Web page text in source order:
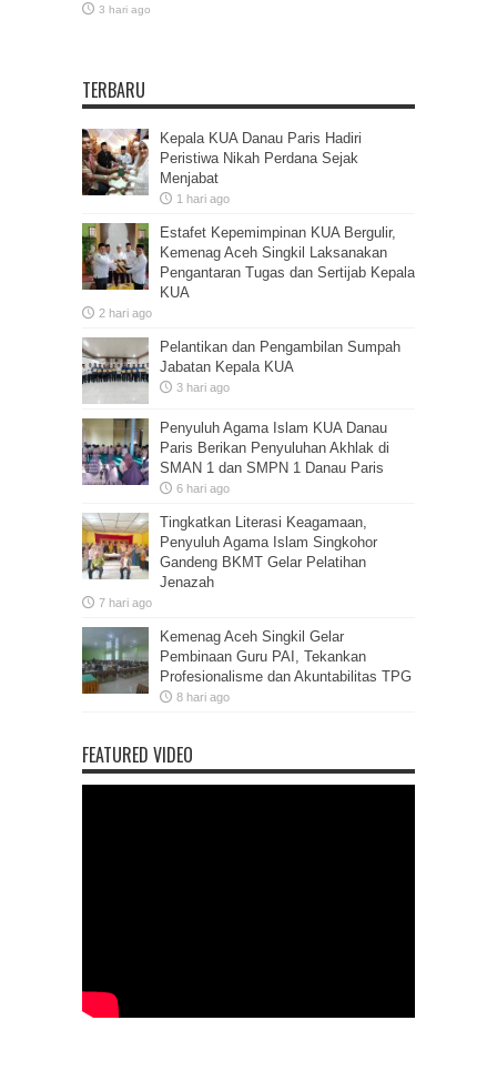
3 hari ago
TERBARU
Kepala KUA Danau Paris Hadiri
Peristiwa Nikah Perdana Sejak
Menjabat
1 hari ago
Estafet Kepemimpinan KUA Bergulir,
Kemenag Aceh Singkil Laksanakan
Pengantaran Tugas dan Sertijab Kepala
KUA
2 hari ago
Pelantikan dan Pengambilan Sumpah
Jabatan Kepala KUA
3 hari ago
Penyuluh Agama Islam KUA Danau
Paris Berikan Penyuluhan Akhlak di
SMAN 1 dan SMPN 1 Danau Paris
6 hari ago
Tingkatkan Literasi Keagamaan,
Penyuluh Agama Islam Singkohor
Gandeng BKMT Gelar Pelatihan
Jenazah
7 hari ago
Kemenag Aceh Singkil Gelar
Pembinaan Guru PAI, Tekankan
Profesionalisme dan Akuntabilitas TPG
8 hari ago
FEATURED VIDEO